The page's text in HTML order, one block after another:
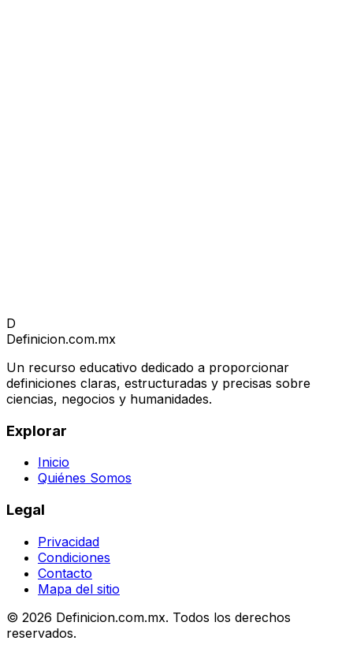
D
Definicion.com.mx
Un recurso educativo dedicado a proporcionar
definiciones claras, estructuradas y precisas sobre
ciencias, negocios y humanidades.
Explorar
Inicio
Quiénes Somos
Legal
Privacidad
Condiciones
Contacto
Mapa del sitio
© 2026 Definicion.com.mx. Todos los derechos
reservados.